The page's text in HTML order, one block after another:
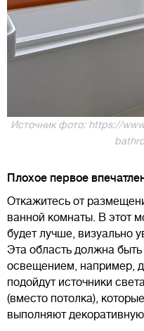
Источник фото: https://
Плохое первое
Откажитесь от
ванной комнаты. В этот
будет лучше, визуально
Эта область должна
освещением, например,
подойдут источники
(вместо потолка),
выполняют